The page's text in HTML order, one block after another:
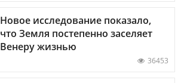
Новое исследование показало,
что Земля постепенно заселяет
Венеру жизнью
36453